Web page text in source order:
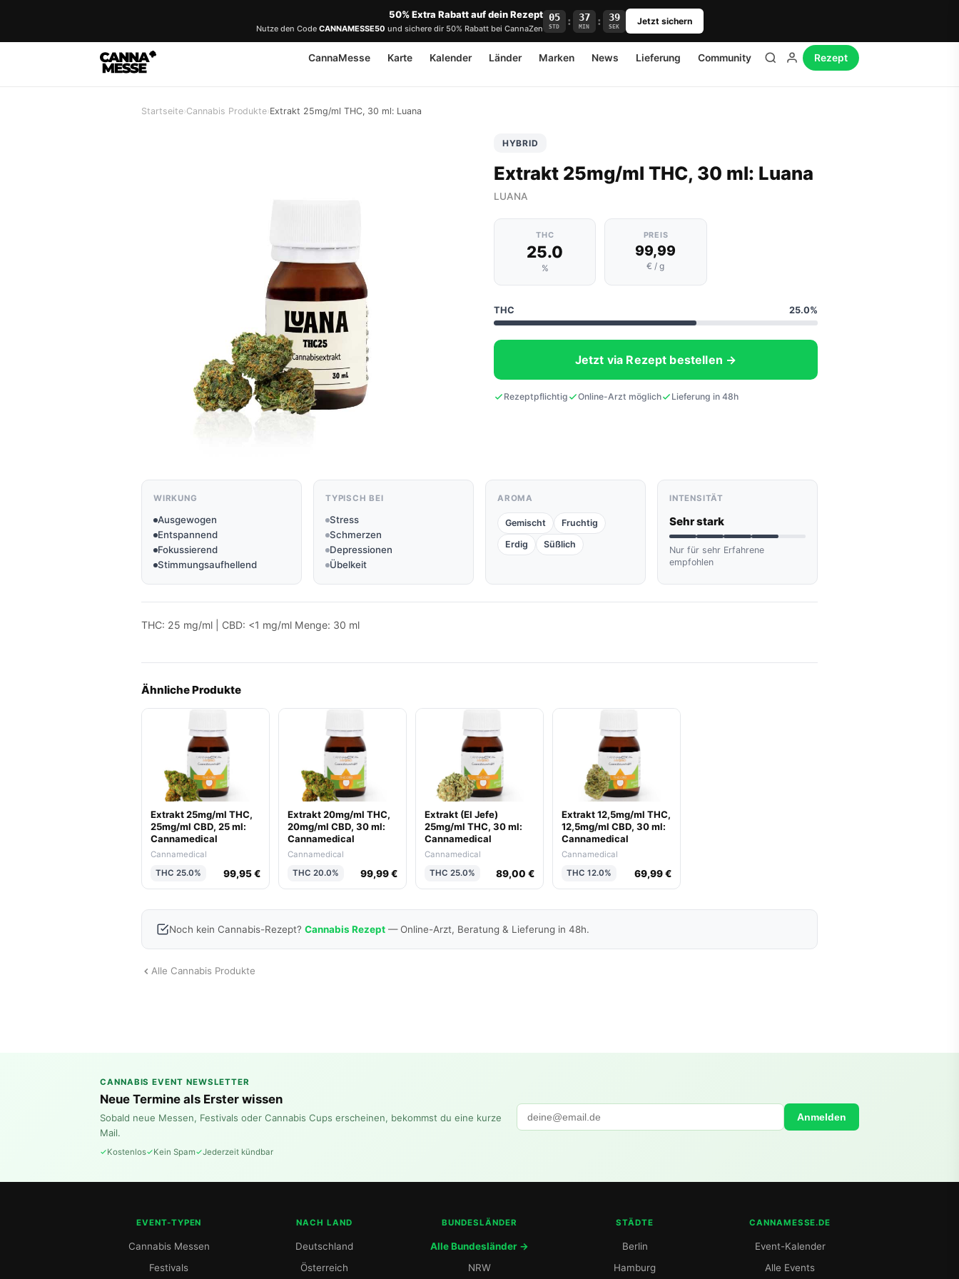
50% Extra Rabatt auf dein Rezept
Nutze den Code CANNAMESSE50 und sichere dir 50% Rabatt bei CannaZen
05
STD : 37
MIN : 39
SEK Jetzt sichern
CannaMesse Karte Kalender Länder Marken News Lieferung Community Rezept
Startseite›Cannabis Produkte›Extrakt 25mg/ml THC, 30 ml: Luana
HYBRID
Extrakt 25mg/ml THC, 30 ml: Luana
LUANA
THC
25.0
%
PREIS
99,99
€ / g
THC 25.0%
Jetzt via Rezept bestellen →
Rezeptpflichtig Online-Arzt möglich Lieferung in 48h
WIRKUNG
Ausgewogen
Entspannend
Fokussierend
Stimmungsaufhellend
TYPISCH BEI
Stress
Schmerzen
Depressionen
Übelkeit
AROMA
Gemischt
Fruchtig
Erdig
Süßlich
INTENSITÄT
Sehr stark
Nur für sehr Erfahrene
empfohlen
THC: 25 mg/ml | CBD: <1 mg/ml Menge: 30 ml
Ähnliche Produkte
Extrakt 25mg/ml THC,
25mg/ml CBD, 25 ml:
Cannamedical
Cannamedical
THC 25.0%
99,95 €
Extrakt 20mg/ml THC,
20mg/ml CBD, 30 ml:
Cannamedical
Cannamedical
THC 20.0%
99,99 €
Extrakt (El Jefe)
25mg/ml THC, 30 ml:
Cannamedical
Cannamedical
THC 25.0%
89,00 €
Extrakt 12,5mg/ml THC,
12,5mg/ml CBD, 30 ml:
Cannamedical
Cannamedical
THC 12.0%
69,99 €
Noch kein Cannabis-Rezept? Cannabis Rezept — Online-Arzt, Beratung & Lieferung in 48h.
Alle Cannabis Produkte
CANNABIS EVENT NEWSLETTER
Neue Termine als Erster wissen
Sobald neue Messen, Festivals oder Cannabis Cups erscheinen, bekommst du eine kurze
Mail.
Kostenlos Kein Spam Jederzeit kündbar
Anmelden
EVENT-TYPEN
Cannabis Messen
Festivals
NACH LAND
Deutschland
Österreich
BUNDESLÄNDER
Alle Bundesländer →
NRW
STÄDTE
Berlin
Hamburg
CANNAMESSE.DE
Event-Kalender
Alle Events